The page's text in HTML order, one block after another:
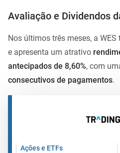
Avaliação e Dividendos
Nos últimos três meses, a WES
e apresenta um atrativo
antecipados de 8,60%, com
consecutivos de pagamentos.
Ações e ETFs